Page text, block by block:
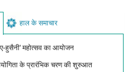
हाल के समाचार
ए-हुसैनी' महोत्सव का आयोजन
के प्रारंभिक चरण की शुरुआत